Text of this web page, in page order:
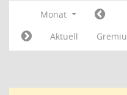
Monat
Aktuell